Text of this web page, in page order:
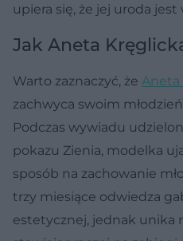
upiera się, że jej uroda jest
Jak Aneta
Warto zaznaczyć, że Aneta
zachwyca swoim
Podczas wywiadu
pokazu Zienia, modelka
sposób na zachowanie
trzy miesiące odwiedza
estetycznej, jednak unika